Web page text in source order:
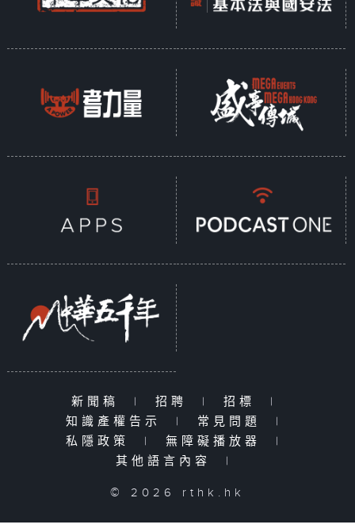
新聞稿 | 招聘 | 招標
|
知識產權告示
| 常見問題
|
私隱政策
| 無障礙播放器
|
其他語言內容
|
© 2026 rthk.hk